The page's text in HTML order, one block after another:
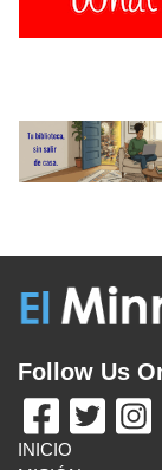
Follow Us
INICIO